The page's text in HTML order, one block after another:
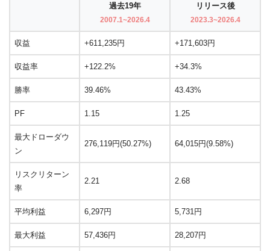
過去19年
2007.1~2026.4
リリース後
2023.3~2026.4
収益 +611,235円 +171,603円
収益率 +122.2% +34.3%
勝率 39.46% 43.43%
PF 1.15 1.25
最大ドローダウ
ン
276,119円(50.27%) 64,015円(9.58%)
リスクリターン
率
2.21 2.68
平均利益 6,297円 5,731円
最大利益 57,436円 28,207円